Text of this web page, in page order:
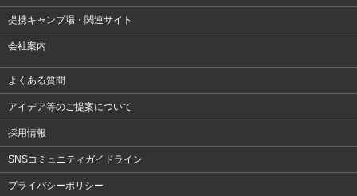
提携キャンプ場・関連サイト
会社案内
よくある質問
アイデア等のご提案について
採用情報
SNSコミュニティガイドライン
プライバシーポリシー